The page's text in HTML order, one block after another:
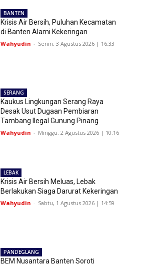
BANTEN
Krisis Air Bersih, Puluhan Kecamatan
di Banten Alami Kekeringan
Wahyudin - Senin, 3 Agustus 2026 | 16:33
SERANG
Kaukus Lingkungan Serang Raya
Desak Usut Dugaan Pembiaran
Tambang Ilegal Gunung Pinang
Wahyudin - Minggu, 2 Agustus 2026 | 10:16
LEBAK
Krisis Air Bersih Meluas, Lebak
Berlakukan Siaga Darurat Kekeringan
Wahyudin - Sabtu, 1 Agustus 2026 | 14:59
PANDEGLANG
BEM Nusantara Banten Soroti